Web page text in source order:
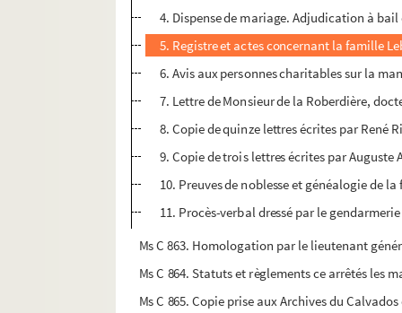
4. Dispense de mariage. Adjudication à
5. Registre et actes concernant la famille
6. Avis aux personnes charitables sur la
7. Lettre de Monsieur de la Roberdière,
8. Copie de quinze lettres écrites par René
9. Copie de trois lettres écrites par Auguste
10. Preuves de noblesse et généalogie de
11. Procès-verbal dressé par le
Ms C 863. Homologation par le lieutenant
Ms C 864. Statuts et règlements ce arrêtés les
Ms C 865. Copie prise aux Archives du